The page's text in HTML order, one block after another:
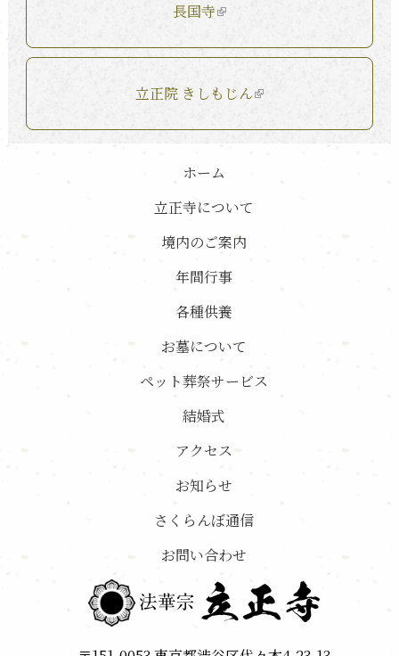
長国寺
立正院 きしもじん
ホーム
立正寺について
境内のご案内
年間行事
各種供養
お墓について
ペット葬祭サービス
結婚式
アクセス
お知らせ
さくらんぼ通信
お問い合わせ